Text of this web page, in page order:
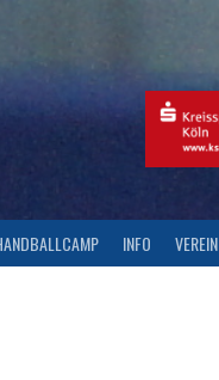
INFO VEREIN